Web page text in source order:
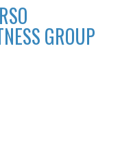
GROUP